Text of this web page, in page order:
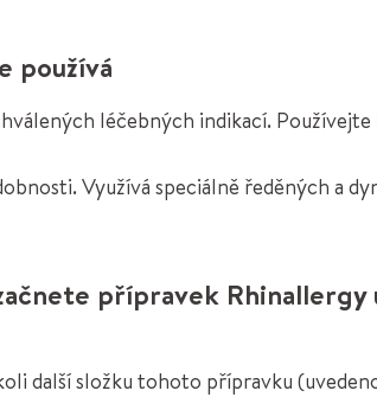
používá
léčebných indikací.
Využívá speciálně ředěných a
přípravek Rhinallergy
další složku tohoto přípravku